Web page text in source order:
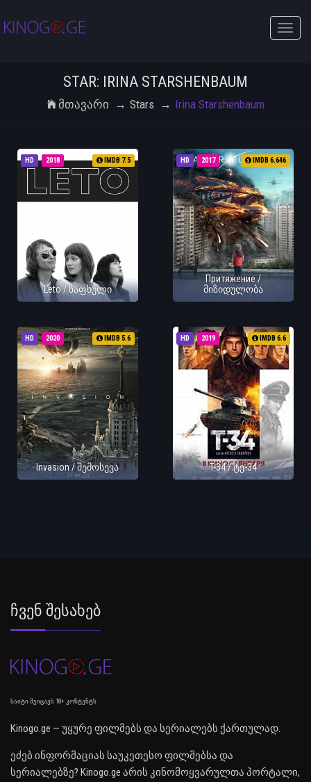
Toggle
STAR: IRINA STARSHENBAUM
Მთავარი Stars Irina Starshenbaum
HD 2018 IMDB 7.5
Leto / ზაფხული
HD 2017 IMDB 6.646
Притяжение /
მიზიდულობა
HD 2020 IMDB 5.6
Invasion / შემოსევა
HD 2019 IMDB 6.6
T-34 / ტე-34
Ჩვენ Შესახებ
საიტი შეიცავს 18+ კონტენტს
Kinogo.ge — უყურე ფილმებს და სერიალებს ქართულად.
ეძებ ინფორმაციას საუკეთესო ფილმებსა და
სერიალებზე? Kinogo.ge არის კინომოყვარულთა პორტალი,